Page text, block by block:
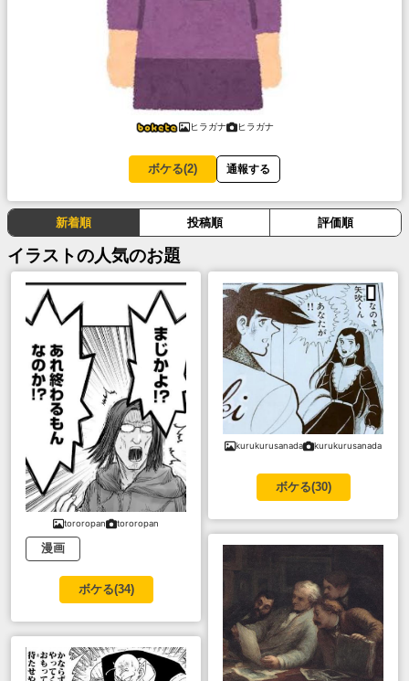
ヒラガナ ヒラガナ
ボケる(2) 通報する
新着順 投稿順 評価順
イラストの人気のお題
tororopan tororopan
漫画
ボケる(34)
kurukurusanada kurukurusanada
ボケる(30)